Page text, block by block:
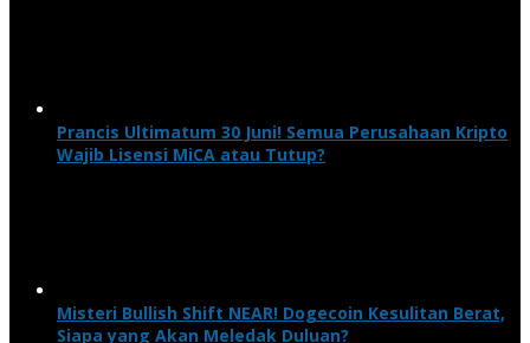
Prancis Ultimatum 30 Juni! Semua Perusahaan Kripto
Wajib Lisensi MiCA atau Tutup?
Misteri Bullish Shift NEAR! Dogecoin Kesulitan Berat,
Siapa yang Akan Meledak Duluan?